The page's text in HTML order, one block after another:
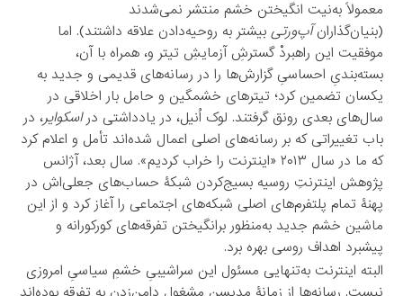
معمولاً به‌نیت انگیختن خشم منتشر نمی‌شدند
(بنیان‌گذارانآپ‌ورتی بیشتر به روحیه‌دادن علاقه داشتند). اما
موفقیت این راهبردْ گسترشِ آزمایشِ تیتر و، همراه با آن،
بسته‌بندیِ احساسیِ گزارش‌ها را در رسانه‌های قدیمی و جدید به
یکسان تضمین کرد؛ تیترهای خشمگین و حامل بار اخلاقی در
سال‌های بعدی رونق گرفتند. لوک اُنیل، در یادداشتی دراسکوایر، در
باب تغییراتی که بر رسانه‌های اصلی اعمال شده‌اند تأمل و اعلام کرد
که ما در سال ۲۰۱۳ «اینترنت را خراب کردیم». سال بعد، آژانس
پژوهش اینترنتِ روسیه بسیج‌کردن شبکۀ حساب‌های جعلی‌اش در
پهنۀ تمام پلتفرم‌های اصلی شبکه‌های اجتماعی را آغاز کرد و از این
ماشین خشم جدید به‌منظور برانگیختن تفرقه‌های کورکورانه و
پیشبرد اهداف روسی بهره برد.
البته اینترنت به‌تنهایی مسئول این سراشیبیِ خشمِ سیاسیِ امروزی